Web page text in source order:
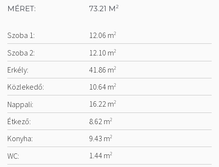
MÉRET:
73.21 M2
Szoba 1: 12.06 m2
Szoba 2: 12.10 m2
Erkély: 41.86 m2
Közlekedő: 10.64 m2
Nappali: 16.22 m2
Étkező: 8.62 m2
Konyha: 9.43 m2
WC: 1.44 m2